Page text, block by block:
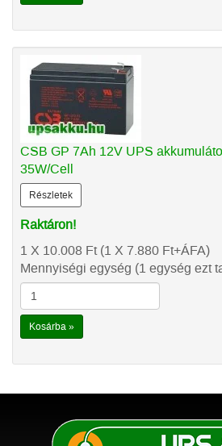
CSB GP 7Ah 12V UPS
35W/Cell
Részletek
Raktáron!
1 X 10.008 Ft(1 X 7.880 Ft+ÁFA)
Mennyiségi egység (1 egység ezt
Kosárba »